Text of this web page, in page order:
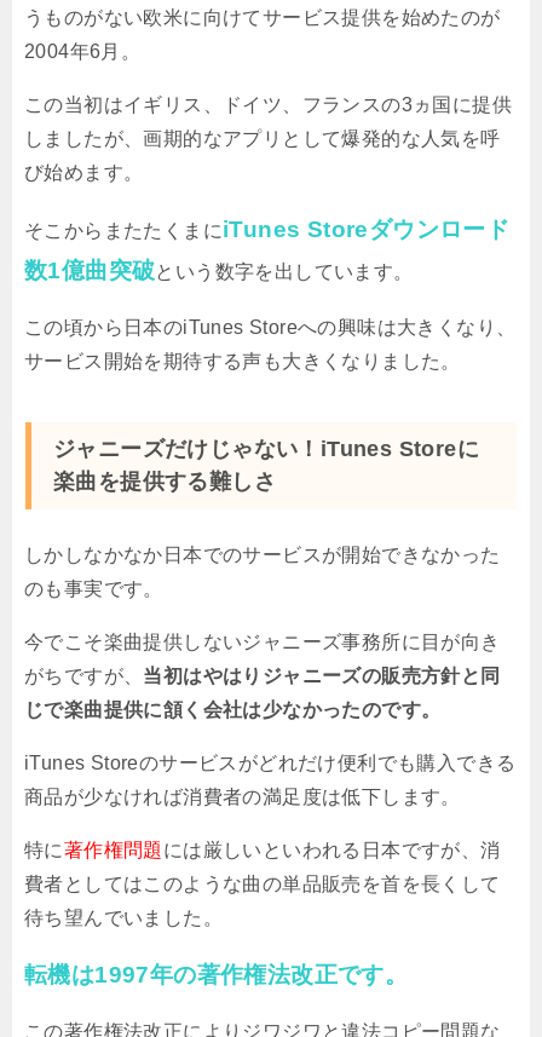
うものがない欧米に向けてサービス提供を始めたのが
2004年6月。
この当初はイギリス、ドイツ、フランスの3ヵ国に提供
しましたが、画期的なアプリとして爆発的な人気を呼
び始めます。
そこからまたたくまにiTunes Storeダウンロード
数1億曲突破という数字を出しています。
この頃から日本のiTunes Storeへの興味は大きくなり、
サービス開始を期待する声も大きくなりました。
ジャニーズだけじゃない！iTunes Storeに
楽曲を提供する難しさ
しかしなかなか日本でのサービスが開始できなかった
のも事実です。
今でこそ楽曲提供しないジャニーズ事務所に目が向き
がちですが、 当初はやはりジャニーズの販売方針と同
じで楽曲提供に頷く会社は少なかったのです。
iTunes Storeのサービスがどれだけ便利でも購入できる
商品が少なければ消費者の満足度は低下します。
特に著作権問題 には厳しいといわれる日本ですが、消
費者としてはこのような曲の単品販売を首を長くして
待ち望んでいました。
転機は1997年の著作権法改正です。
この著作権法改正によりジワジワと違法コピー問題な